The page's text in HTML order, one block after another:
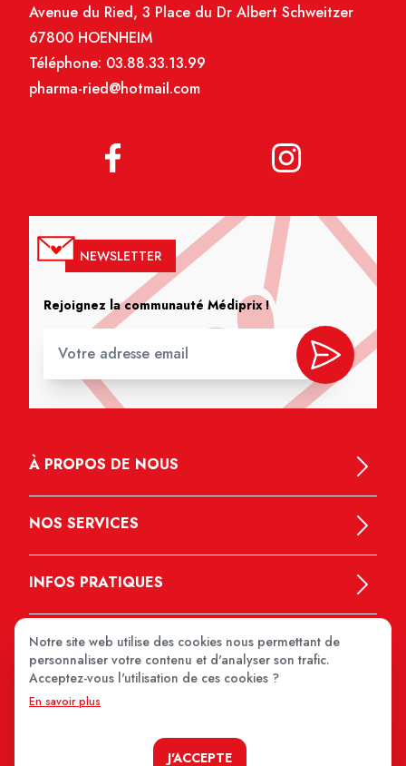
Avenue du Ried, 3 Place du Dr Albert Schweitzer
67800 HOENHEIM
Téléphone: 03.88.33.13.99
pharma-ried@hotmail.com
NEWSLETTER
Rejoignez la communauté Médiprix !
À PROPOS DE NOUS
NOS SERVICES
INFOS PRATIQUES
Notre site web utilise des cookies nous permettant de
personnaliser votre contenu et d'analyser son trafic.
Acceptez-vous l'utilisation de ces cookies ?
En savoir plus
J'ACCEPTE